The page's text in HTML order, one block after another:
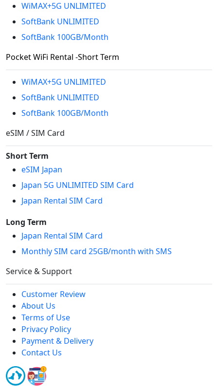
WiMAX+5G UNLIMITED
SoftBank UNLIMITED
SoftBank 100GB/Month
Pocket WiFi Rental -Short Term
WiMAX+5G UNLIMITED
SoftBank UNLIMITED
SoftBank 100GB/Month
eSIM / SIM Card
Short Term
eSIM Japan
Japan 5G UNLIMITED SIM Card
Japan Rental SIM Card
Long Term
Japan Rental SIM Card
Monthly SIM card 25GB/month with SMS
Service & Support
Customer Review
About Us
Terms of Use
Privacy Policy
Payment & Delivery
Contact Us